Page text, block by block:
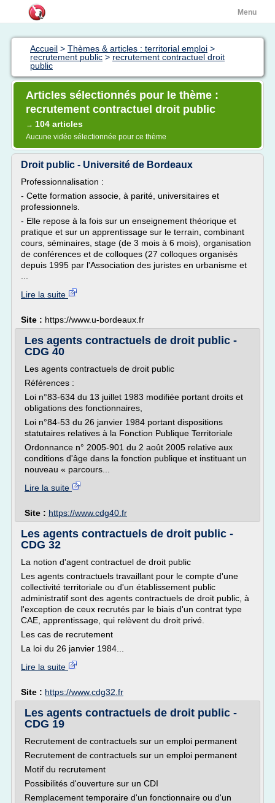
Menu
Accueil > Thèmes & articles : territorial emploi >
recrutement public > recrutement contractuel droit
public
Articles sélectionnés pour le thème :
recrutement contractuel droit public
→ 104 articles
Aucune vidéo sélectionnée pour ce thème
Droit public - Université de Bordeaux
Professionnalisation :
- Cette formation associe, à parité, universitaires et
professionnels.
- Elle repose à la fois sur un enseignement théorique et
pratique et sur un apprentissage sur le terrain, combinant
cours, séminaires, stage (de 3 mois à 6 mois), organisation
de conférences et de colloques (27 colloques organisés
depuis 1995 par l'Association des juristes en urbanisme et
Lire la suite
Site : https://www.u-bordeaux.fr
Les agents contractuels de droit public -
CDG 40
Les agents contractuels de droit public
Références :
Loi n°83-634 du 13 juillet 1983 modifiée portant droits et
obligations des fonctionnaires,
Loi n°84-53 du 26 janvier 1984 portant dispositions
statutaires relatives à la Fonction Publique Territoriale
Ordonnance n° 2005-901 du 2 août 2005 relative aux
conditions d'âge dans la fonction publique et instituant un
nouveau « parcours...
Lire la suite
Site : https://www.cdg40.fr
Les agents contractuels de droit public -
CDG 32
La notion d'agent contractuel de droit public
Les agents contractuels travaillant pour le compte d'une
collectivité territoriale ou d'un établissement public
administratif sont des agents contractuels de droit public, à
l'exception de ceux recrutés par le biais d'un contrat type
CAE, apprentissage, qui relèvent du droit privé.
Les cas de recrutement
La loi du 26 janvier 1984...
Lire la suite
Site : https://www.cdg32.fr
Les agents contractuels de droit public -
CDG 19
Recrutement de contractuels sur un emploi permanent
Recrutement de contractuels sur un emploi permanent
Motif du recrutement
Possibilités d'ouverture sur un CDI
Remplacement temporaire d'un fonctionnaire ou d'un